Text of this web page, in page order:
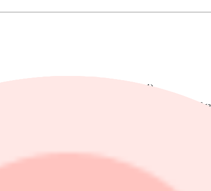
(4,3) och Euroområdet till 1,2 procent (1,1).
bör högre försvarsutgifter och förbättrad
bedöms förbli dämpad till följd av nedgången i
riskerna är fortsatt höga.
ytterligare”, skriver Swedbank och tillägger att det
både i år och under 2027. Det som driver på uppgången är